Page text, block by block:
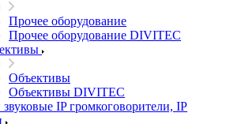
Прочее оборудование
Прочее оборудование DIVITEC
Объективы
Объективы DIVITEC
IP громкоговорители, IP